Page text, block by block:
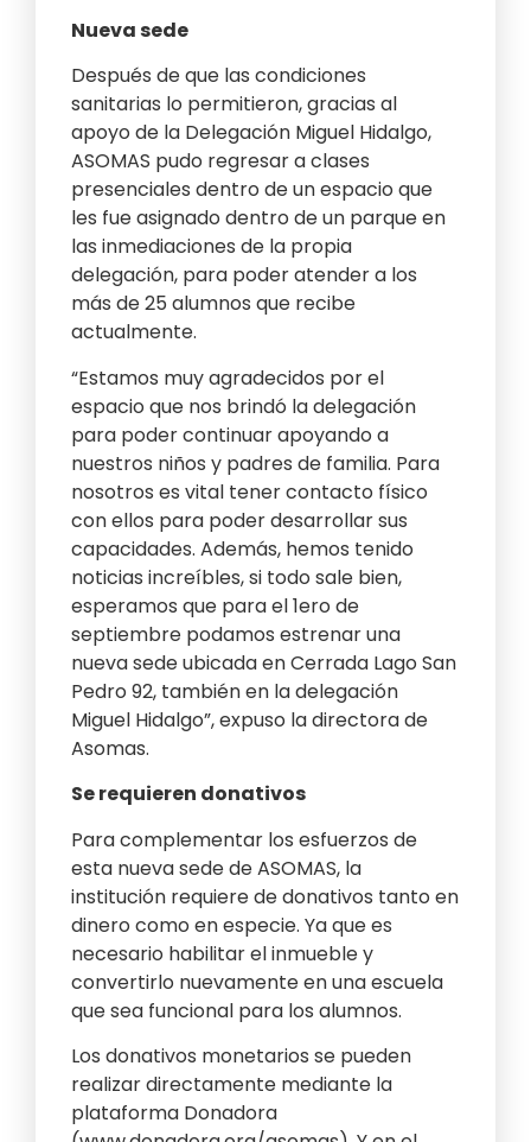
Nueva sede
Después de que las condiciones
sanitarias lo permitieron, gracias al
apoyo de la Delegación Miguel Hidalgo,
ASOMAS pudo regresar a clases
presenciales dentro de un espacio que
les fue asignado dentro de un parque en
las inmediaciones de la propia
delegación, para poder atender a los
más de 25 alumnos que recibe
actualmente.
“Estamos muy agradecidos por el
espacio que nos brindó la delegación
para poder continuar apoyando a
nuestros niños y padres de familia. Para
nosotros es vital tener contacto físico
con ellos para poder desarrollar sus
capacidades. Además, hemos tenido
noticias increíbles, si todo sale bien,
esperamos que para el 1ero de
septiembre podamos estrenar una
nueva sede ubicada en Cerrada Lago San
Pedro 92, también en la delegación
Miguel Hidalgo”, expuso la directora de
Asomas.
Se requieren donativos
Para complementar los esfuerzos de
esta nueva sede de ASOMAS, la
institución requiere de donativos tanto en
dinero como en especie. Ya que es
necesario habilitar el inmueble y
convertirlo nuevamente en una escuela
que sea funcional para los alumnos.
Los donativos monetarios se pueden
realizar directamente mediante la
plataforma Donadora